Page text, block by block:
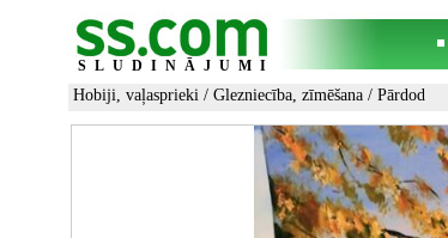
SLUDINĀJUMI
Hobiji, vaļasprieki / Glezniecība, zīmēšana / Pārdod